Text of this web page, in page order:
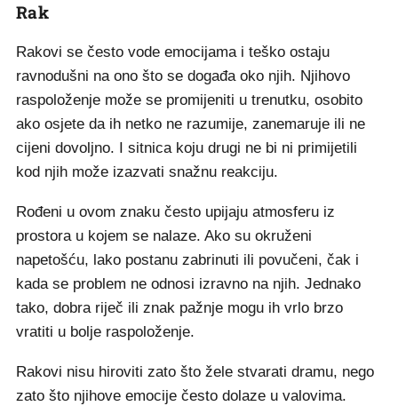
Rak
Rakovi se često vode emocijama i teško ostaju
ravnodušni na ono što se događa oko njih. Njihovo
raspoloženje može se promijeniti u trenutku, osobito
ako osjete da ih netko ne razumije, zanemaruje ili ne
cijeni dovoljno. I sitnica koju drugi ne bi ni primijetili
kod njih može izazvati snažnu reakciju.
Rođeni u ovom znaku često upijaju atmosferu iz
prostora u kojem se nalaze. Ako su okruženi
napetošću, lako postanu zabrinuti ili povučeni, čak i
kada se problem ne odnosi izravno na njih. Jednako
tako, dobra riječ ili znak pažnje mogu ih vrlo brzo
vratiti u bolje raspoloženje.
Rakovi nisu hiroviti zato što žele stvarati dramu, nego
zato što njihove emocije često dolaze u valovima.